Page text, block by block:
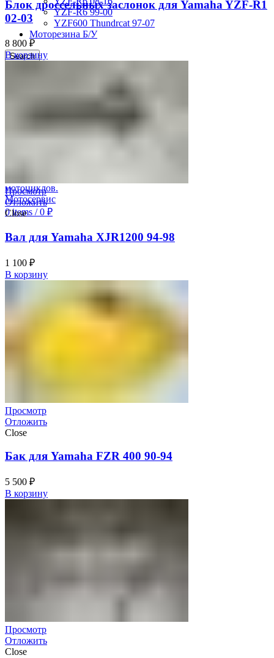
YZF-R6 99-00
YZF600 Thundrcat 97-07
Моторезина Б/У
Search
0items / 0 ₽
Блок дроссельных заслонок для Yamaha YZF-R1
02-03
8 800 ₽
В корзину
Просмотр
Отложить
Close
Вал для Yamaha XJR1200 94-98
1 100 ₽
В корзину
Просмотр
Отложить
Close
Бак для Yamaha FZR 400 90-94
5 500 ₽
В корзину
Просмотр
Отложить
Close